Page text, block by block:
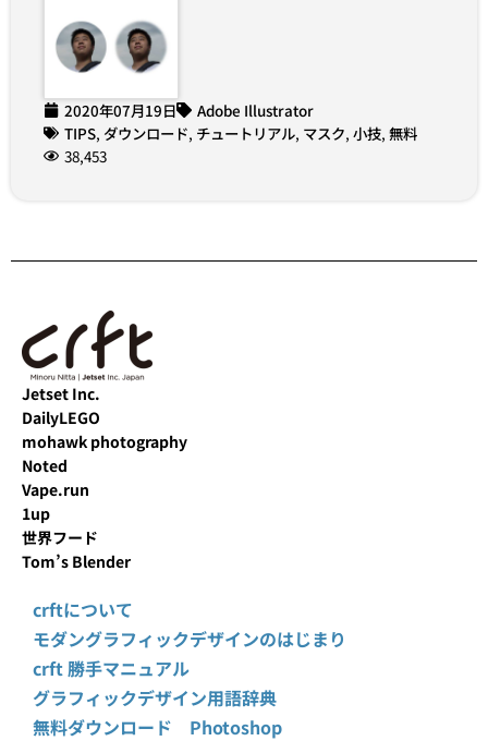
2020年07月19日
Adobe Illustrator
TIPS, ダウンロード, チュートリアル, マスク, 小技, 無料
38,453
Jetset Inc.
DailyLEGO
mohawk photography
Noted
Vape.run
1up
世界フード
Tom’s Blender
crftについて
モダングラフィックデザインのはじまり
crft 勝手マニュアル
グラフィックデザイン用語辞典
無料ダウンロード Photoshop